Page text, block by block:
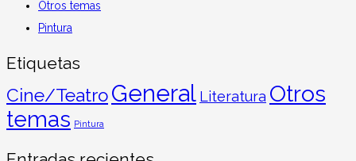
Otros temas
Pintura
Etiquetas
Cine/TeatroGeneral Literatura Otros
temas Pintura